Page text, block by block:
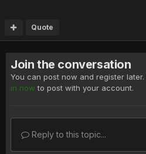
Quote
Join the conversation
You can post now and register
in now to post with your account.
Reply to this topic...